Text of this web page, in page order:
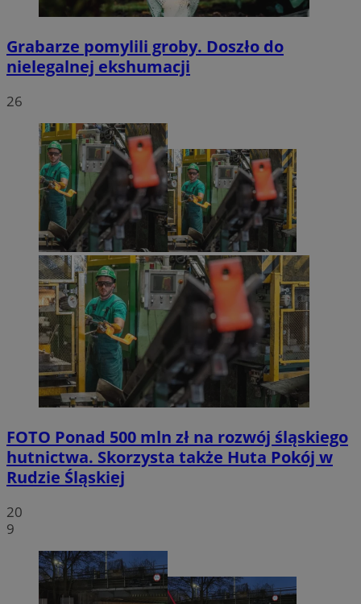
Grabarze pomylili groby. Doszło do
nielegalnej ekshumacji
26
FOTO Ponad 500 mln zł na rozwój śląskiego
hutnictwa. Skorzysta także Huta Pokój w
Rudzie Śląskiej
20
9